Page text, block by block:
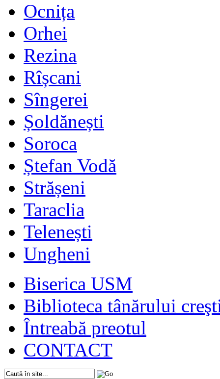
Ocnița
Orhei
Rezina
Rîșcani
Sîngerei
Șoldănești
Soroca
Ștefan Vodă
Strășeni
Taraclia
Telenești
Ungheni
Biserica USM
Biblioteca tânărului
Întreabă preotul
CONTACT